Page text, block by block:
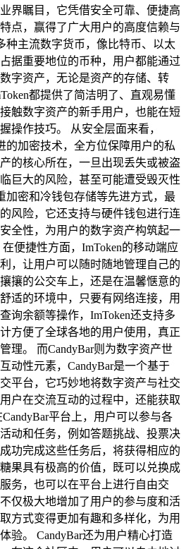
界瞩目，它凭借安全可靠、便捷高
点，赢得了广大用户的高度信赖与
种主流数字货币，像比特币、以太
据重要地位的币种，用户都能通过
字资产，无论是资产的存储、转
都提供了简洁明了、直观易懂
触数字资产的新手用户，也能在短
操作技巧。 从安全层面来看，
的加密技术，全方位保障用户的私
的核心所在，一旦出现丢失或被盗
巨大的风险，甚至可能遭受毁灭性
加密和冷钱包存储等先进方式，最
风险，它还支持与硬件钱包进行连
全性，为用户的数字资产构筑起一
便捷性方面，ImToken的移动端应
，让用户可以随时随地管理自己的
攘的公交车上，还是在温馨惬意的
适的环境中，只要有网络连接，用
询余额等操作，ImToken还支持多
方便了全球各地的用户使用，真正
理。 而CandyBar则为数字资产世
动性元素，CandyBar是一个基于
平台，它巧妙地将数字资产与社交
户在交流互动的过程中，还能获取
平台上，用户可以参与各
动和任务，例如答题挑战、投票决
功完成这些任务后，将获得相应的
果具有极高的价值，既可以兑换成
务，也可以在平台上进行自由交
仅极大地增加了用户的参与度和活
方式变得更加有趣和多样化，为用
验。 CandyBar还为用户精心打造